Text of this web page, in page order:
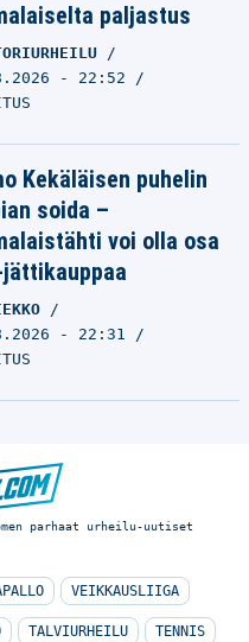
paljastus
- 22:52
Kekäläisen puhelin
soida –
voi olla osa
jättikauppaa
- 22:31
parhaat urheilu-uutiset
VEIKKAUSLIIGA
TALVIURHEILU TENNIS